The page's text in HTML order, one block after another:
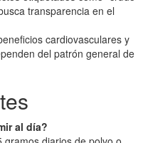
transparencia en el
cardiovasculares y
del patrón general de
al día?